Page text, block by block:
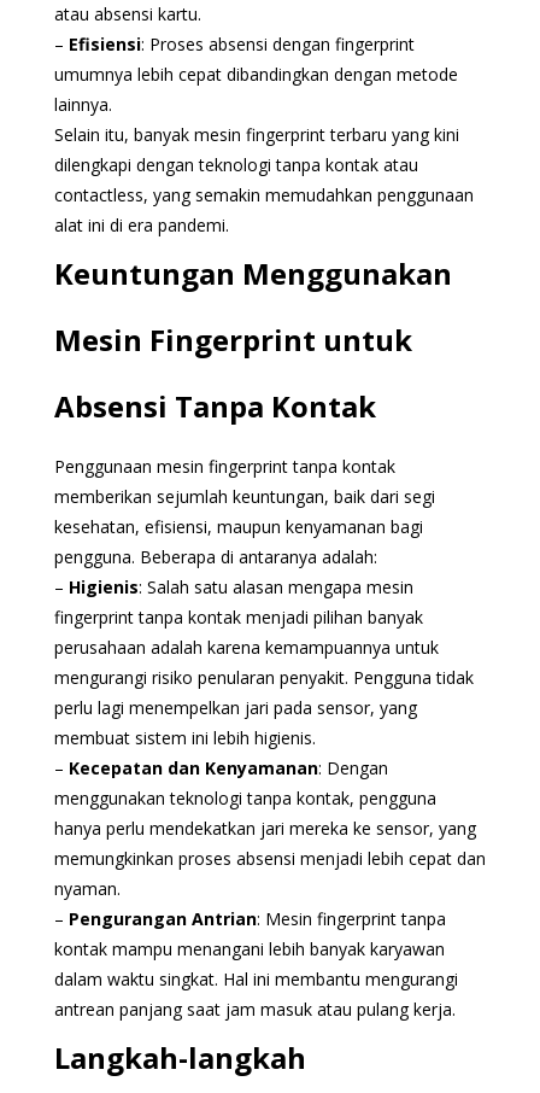
atau absensi kartu.
– Efisiensi: Proses absensi dengan fingerprint
umumnya lebih cepat dibandingkan dengan metode
lainnya.
Selain itu, banyak mesin fingerprint terbaru yang kini
dilengkapi dengan teknologi tanpa kontak atau
contactless, yang semakin memudahkan penggunaan
alat ini di era pandemi.
Keuntungan Menggunakan
Mesin Fingerprint untuk
Absensi Tanpa Kontak
Penggunaan mesin fingerprint tanpa kontak
memberikan sejumlah keuntungan, baik dari segi
kesehatan, efisiensi, maupun kenyamanan bagi
pengguna. Beberapa di antaranya adalah:
– Higienis: Salah satu alasan mengapa mesin
fingerprint tanpa kontak menjadi pilihan banyak
perusahaan adalah karena kemampuannya untuk
mengurangi risiko penularan penyakit. Pengguna tidak
perlu lagi menempelkan jari pada sensor, yang
membuat sistem ini lebih higienis.
– Kecepatan dan Kenyamanan: Dengan
menggunakan teknologi tanpa kontak, pengguna
hanya perlu mendekatkan jari mereka ke sensor, yang
memungkinkan proses absensi menjadi lebih cepat dan
nyaman.
– Pengurangan Antrian: Mesin fingerprint tanpa
kontak mampu menangani lebih banyak karyawan
dalam waktu singkat. Hal ini membantu mengurangi
antrean panjang saat jam masuk atau pulang kerja.
Langkah-langkah